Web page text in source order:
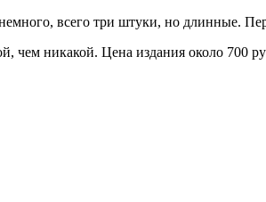
всего три штуки, но длинные.
чем никакой. Цена издания около 700